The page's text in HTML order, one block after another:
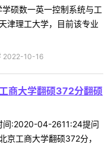
硕数一英一控制系统与工
津理工大学，目前该专业
2022-10-16
商大学翻硕372分翻硕
间:2020-04-2611:24提问
京工商大学翻硕372分，